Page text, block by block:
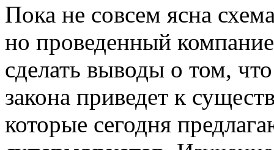
Пока не совсем ясна
но проведенный
сделать выводы о том,
закона приведет к
которые сегодня